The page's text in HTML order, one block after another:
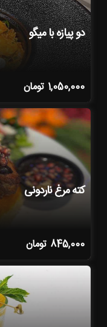
دو پیازه با میگو
1,050,000 تومان
کته مرغ ناردونی
845,000 تومان